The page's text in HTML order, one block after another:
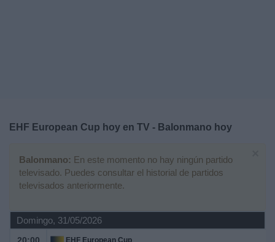
EHF European Cup hoy en TV - Balonmano hoy
Balonmano: En este momento no hay ningún partido
televisado. Puedes consultar el historial de partidos
televisados anteriormente.
Domingo, 31/05/2026
EHF European Cup
Deportes
Noticias